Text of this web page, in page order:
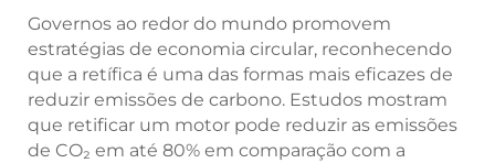
Governos ao redor do mundo promovem
estratégias de economia circular, reconhecendo
que a retífica é uma das formas mais eficazes de
reduzir emissões de carbono. Estudos mostram
que retificar um motor pode reduzir as emissões
de CO₂ em até 80% em comparação com a